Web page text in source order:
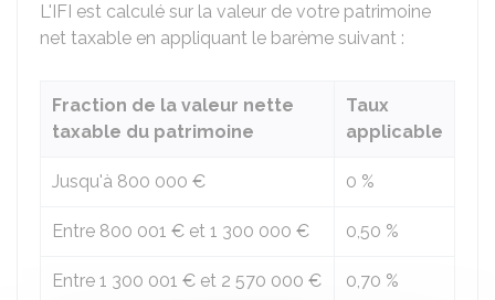
L'IFI est calculé sur la valeur de votre patrimoine
net taxable en appliquant le barème suivant :
Fraction de la valeur nette
taxable du patrimoine
Taux
applicable
Jusqu'à 800 000 € 0 %
Entre 800 001 € et 1 300 000 € 0,50 %
Entre 1 300 001 € et 2 570 000 € 0,70 %